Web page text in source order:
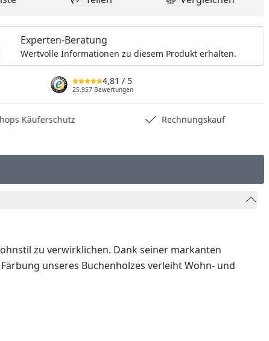
zur Wunschliste hinzufügen
Teilen Produkt
Experten-Beratung
Wertvolle Informationen zu diesem Produkt erhalten.
4,81 / 5
25.957 Bewertungen
Käuferschutz Rechnungskauf
zu verwirklichen. Dank seiner markanten
unseres Buchenholzes verleiht Wohn- und